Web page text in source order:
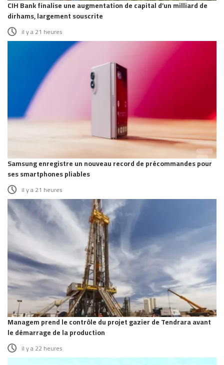
CIH Bank finalise une augmentation de capital d’un milliard de
dirhams, largement souscrite
il y a 21 heures
Samsung enregistre un nouveau record de précommandes pour
ses smartphones pliables
il y a 21 heures
Managem prend le contrôle du projet gazier de Tendrara avant
le démarrage de la production
il y a 22 heures